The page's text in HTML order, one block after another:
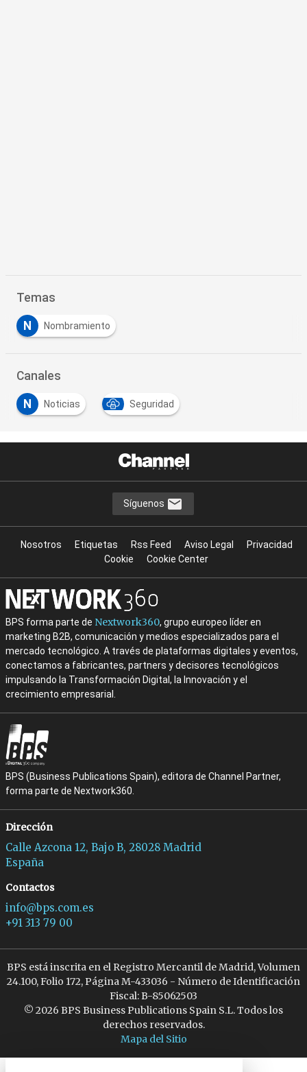
Temas
N Nombramiento
Canales
N Noticias Seguridad
Síguenos
Nosotros Etiquetas Rss Feed Aviso Legal
Privacidad
Cookie
Cookie Center
BPS forma parte de Nextwork360, grupo europeo líder en
marketing B2B, comunicación y medios especializados para el
mercado tecnológico. A través de plataformas digitales y eventos,
conectamos a fabricantes, partners y decisores tecnológicos
impulsando la Transformación Digital, la Innovación y el
crecimiento empresarial.
BPS (Business Publications Spain), editora de Channel Partner,
forma parte de Nextwork360.
Dirección
Calle Azcona 12, Bajo B, 28028 Madrid
España
Contactos
info@bps.com.es
+91 313 79 00
BPS está inscrita en el Registro Mercantil de Madrid, Volumen
24.100, Folio 172, Página M-433036 - Número de Identificación
Fiscal: B-85062503
© 2026 BPS Business Publications Spain S.L. Todos los
derechos reservados.
Mapa del Sitio